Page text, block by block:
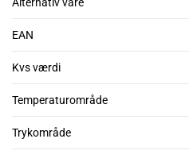
EAN
Kvs værdi
Temperaturområde
Trykområde